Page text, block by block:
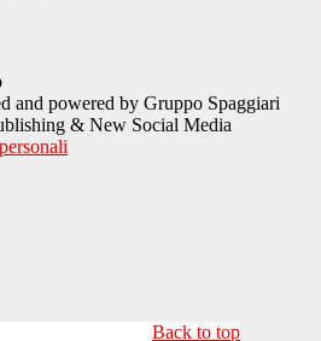
and powered by Gruppo Spaggiari
& New Social Media
Back to top